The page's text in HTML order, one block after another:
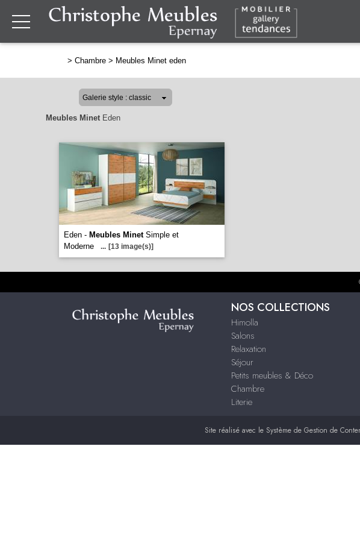
> Chambre > Meubles Minet eden
Meubles Minet Eden
Eden - Meubles MinetSimple et
Moderne
... [13 image(s)]
NOS COLLECTIONS
Himolla
Salons
Relaxation
Séjour
Petits meubles & Déco
Chambre
Literie
Site réalisé avec le Système de Gestion de